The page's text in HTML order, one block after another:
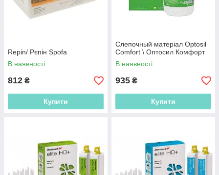
Repin/ Рєпін Spofa
В наявності
812 ₴
Купити
Слепочный матеріал Optosil
Comfort \ Оптосил Комфорт
В наявності
935 ₴
Купити